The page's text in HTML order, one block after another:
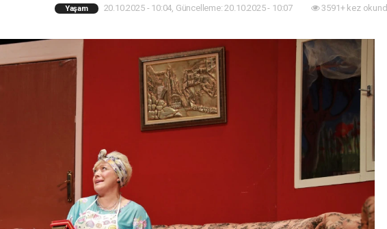
Yaşam 20.10.2025 - 10:04, Güncelleme: 20.10.2025 - 10:07 3591+ kez